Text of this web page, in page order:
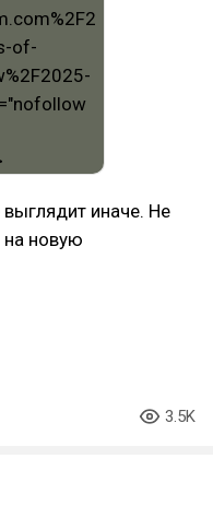
иначе. Не
на новую
3.5K